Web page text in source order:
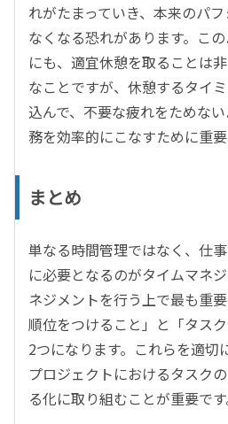
れがたまっていき、本来のパ
なくなる恐れがあります。こ
にも、適宜休憩を取ることは
なことですが、休憩するタイ
込んで、不要な疲れをためな
務を効率的にこなすために重要
まとめ
単なる時間管理ではなく、仕
に必要となるのがタイムマネ
ネジメントを行う上で最も重
順位をつけること」と「タス
2つになります。これらを適切
プロジェクトにおけるタスク
る化に取り組むことが重要です